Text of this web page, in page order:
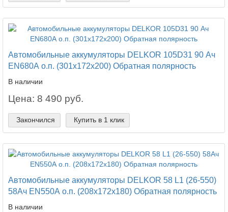
Автомобильные аккумуляторы DELKOR 105D31 90 Ач
EN680А о.п. (301х172х200) Обратная полярность
В наличии
Цена: 8 490 руб.
Закончился Купить в 1 клик
Автомобильные аккумуляторы DELKOR 58 L1 (26-550)
58Ач EN550А о.п. (208х172х180) Обратная полярность
В наличии